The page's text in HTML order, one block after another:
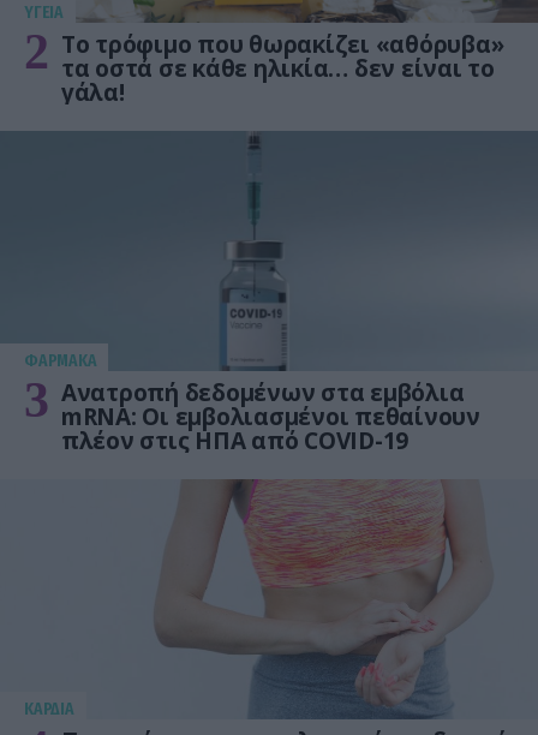
ΥΓΕΙΑ
2 Το τρόφιμο που θωρακίζει «αθόρυβα»
τα οστά σε κάθε ηλικία… δεν είναι το
γάλα!
ΦΑΡΜΑΚΑ
3 Ανατροπή δεδομένων στα εμβόλια
mRNA: Οι εμβολιασμένοι πεθαίνουν
πλέον στις ΗΠΑ από COVID-19
KΑΡΔΙΑ